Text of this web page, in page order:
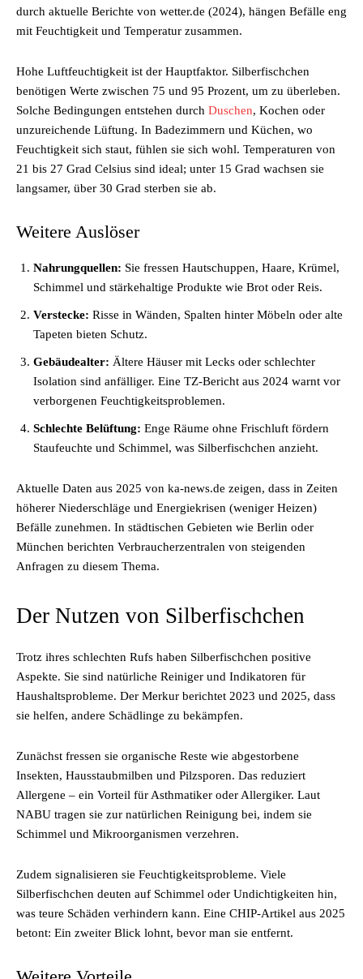
durch aktuelle Berichte von wetter.de (2024), hängen Befälle eng
mit Feuchtigkeit und Temperatur zusammen.
Hohe Luftfeuchtigkeit ist der Hauptfaktor. Silberfischchen
benötigen Werte zwischen 75 und 95 Prozent, um zu überleben.
Solche Bedingungen entstehen durch Duschen, Kochen oder
unzureichende Lüftung. In Badezimmern und Küchen, wo
Feuchtigkeit sich staut, fühlen sie sich wohl. Temperaturen von
21 bis 27 Grad Celsius sind ideal; unter 15 Grad wachsen sie
langsamer, über 30 Grad sterben sie ab.
Weitere Auslöser
Nahrungquellen: Sie fressen Hautschuppen, Haare, Krümel,
Schimmel und stärkehaltige Produkte wie Brot oder Reis.
Verstecke: Risse in Wänden, Spalten hinter Möbeln oder alte
Tapeten bieten Schutz.
Gebäudealter: Ältere Häuser mit Lecks oder schlechter
Isolation sind anfälliger. Eine TZ-Bericht aus 2024 warnt vor
verborgenen Feuchtigkeitsproblemen.
Schlechte Belüftung: Enge Räume ohne Frischluft fördern
Staufeuchte und Schimmel, was Silberfischchen anzieht.
Aktuelle Daten aus 2025 von ka-news.de zeigen, dass in Zeiten
höherer Niederschläge und Energiekrisen (weniger Heizen)
Befälle zunehmen. In städtischen Gebieten wie Berlin oder
München berichten Verbraucherzentralen von steigenden
Anfragen zu diesem Thema.
Der Nutzen von Silberfischchen
Trotz ihres schlechten Rufs haben Silberfischchen positive
Aspekte. Sie sind natürliche Reiniger und Indikatoren für
Haushaltsprobleme. Der Merkur berichtet 2023 und 2025, dass
sie helfen, andere Schädlinge zu bekämpfen.
Zunächst fressen sie organische Reste wie abgestorbene
Insekten, Hausstaubmilben und Pilzsporen. Das reduziert
Allergene – ein Vorteil für Asthmatiker oder Allergiker. Laut
NABU tragen sie zur natürlichen Reinigung bei, indem sie
Schimmel und Mikroorganismen verzehren.
Zudem signalisieren sie Feuchtigkeitsprobleme. Viele
Silberfischchen deuten auf Schimmel oder Undichtigkeiten hin,
was teure Schäden verhindern kann. Eine CHIP-Artikel aus 2025
betont: Ein zweiter Blick lohnt, bevor man sie entfernt.